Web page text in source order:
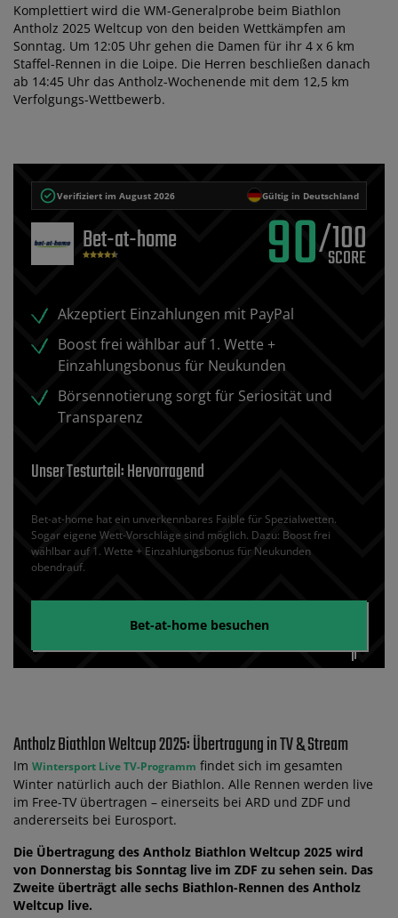
Komplettiert wird die WM-Generalprobe beim Biathlon
Antholz 2025 Weltcup von den beiden Wettkämpfen am
Sonntag. Um 12:05 Uhr gehen die Damen für ihr 4 x 6 km
Staffel-Rennen in die Loipe. Die Herren beschließen danach
ab 14:45 Uhr das Antholz-Wochenende mit dem 12,5 km
Verfolgungs-Wettbewerb.
Verifiziert im August 2026 Gültig in Deutschland
Bet-at-home 90/100
Akzeptiert Einzahlungen mit PayPal
Boost frei wählbar auf 1. Wette +
Einzahlungsbonus für Neukunden
Börsennotierung sorgt für Seriosität und
Transparenz
Unser Testurteil: Hervorragend
Bet-at-home hat ein unverkennbares Faible für Spezialwetten.
Sogar eigene Wett-Vorschläge sind möglich. Dazu: Boost frei
wählbar auf 1. Wette + Einzahlungsbonus für Neukunden
obendrauf.
Bet-at-homebesuchen
Antholz Biathlon Weltcup 2025: Übertragung in TV & Stream
Im Wintersport Live TV-Programm findet sich im gesamten
Winter natürlich auch der Biathlon. Alle Rennen werden live
im Free-TV übertragen – einerseits bei ARD und ZDF und
andererseits bei Eurosport.
Die Übertragung des Antholz Biathlon Weltcup 2025 wird
von Donnerstag bis Sonntag live im ZDF zu sehen sein. Das
Zweite überträgt alle sechs Biathlon-Rennen des Antholz
Weltcup live.